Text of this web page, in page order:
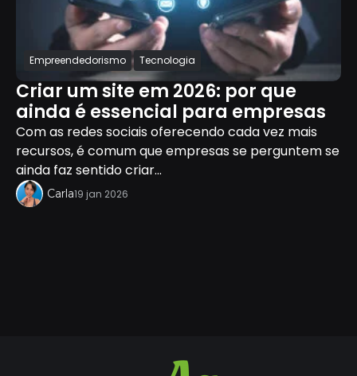
Empreendedorismo Tecnologia
Criar um site em 2026: por que
ainda é essencial para empresas
Com as redes sociais oferecendo cada vez mais
recursos, é comum que empresas se perguntem se
ainda faz sentido criar...
Carla19 jan 2026